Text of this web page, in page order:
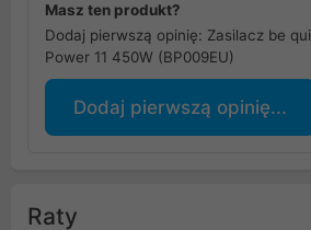
Masz ten produkt?
Dodaj pierwszą opinię: Zasilacz be
Power 11 450W (BP009EU)
Dodaj pierwszą opinię...
Raty